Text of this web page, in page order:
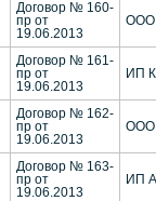
Договор № 160-
пр от
19.06.2013
ООО
Договор № 161-
пр от
19.06.2013
ИП
Договор № 162-
пр от
19.06.2013
ООО
Договор № 163-
пр от
19.06.2013
ИП